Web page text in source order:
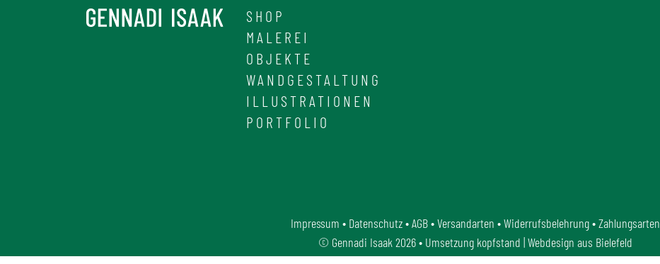
SHOP
MALEREI
OBJEKTE
WANDGESTALTUNG
ILLUSTRATIONEN
PORTFOLIO
Impressum • Datenschutz•AGB•Versandarten •Widerrufsbelehrung•Zahlungsarten
© Gennadi Isaak 2026 • Umsetzung kopfstand | Webdesign aus Bielefeld